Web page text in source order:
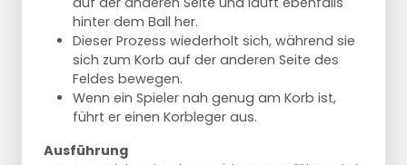
hinter dem Ball her.
Dieser Prozess wiederholt sich, während sie
sich zum Korb auf der anderen Seite des
Feldes bewegen.
Wenn ein Spieler nah genug am Korb ist,
führt er einen Korbleger aus.
Ausführung